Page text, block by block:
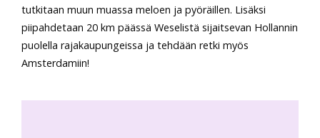
tutkitaan muun muassa meloen ja pyöräillen. Lisäksi
piipahdetaan 20 km päässä Weselistä sijaitsevan Hollannin
puolella rajakaupungeissa ja tehdään retki myös
Amsterdamiin!